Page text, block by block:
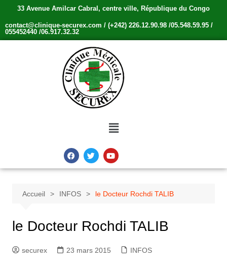
33 Avenue Amilcar Cabral, centre ville, République du Congo
contact@clinique-securex.com / (+242) 226.12.90.98 /05.548.59.95 /
055452440 /06.917.32.32
Accueil INFOS le Docteur Rochdi TALIB
le Docteur Rochdi TALIB
securex 23 mars 2015 INFOS